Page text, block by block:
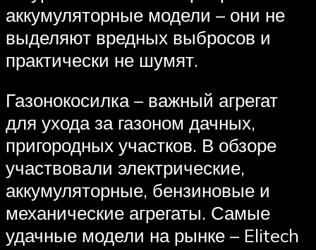
аккумуляторные модели – они не
выделяют вредных выбросов и
практически не шумят.
Газонокосилка – важный агрегат
для ухода за газоном дачных,
пригородных участков. В обзоре
участвовали электрические,
аккумуляторные, бензиновые и
механические агрегаты. Самые
удачные модели на рынке – Elitech